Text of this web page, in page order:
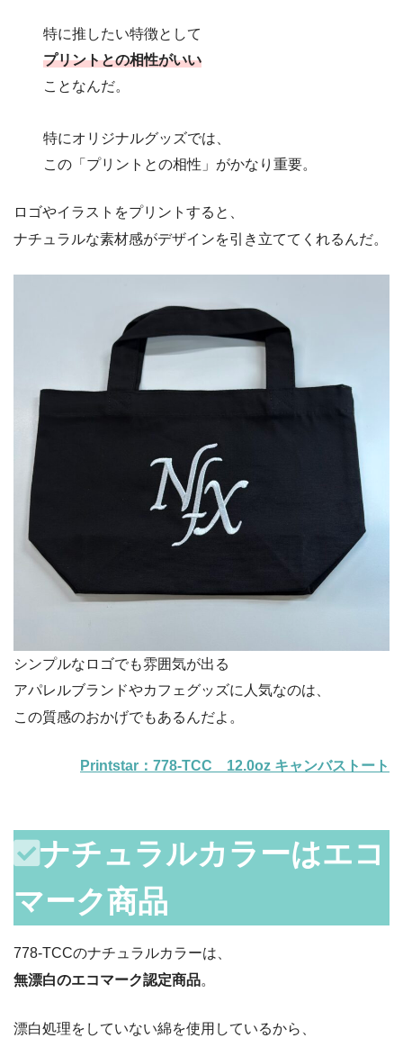
特に推したい特徴として
プリントとの相性がいい
ことなんだ。
特にオリジナルグッズでは、
この「プリントとの相性」がかなり重要。
ロゴやイラストをプリントすると、
ナチュラルな素材感がデザインを引き立ててくれるんだ。
シンプルなロゴでも雰囲気が出る
アパレルブランドやカフェグッズに人気なのは、
この質感のおかげでもあるんだよ。
Printstar：778-TCC 12.0oz キャンバストート
ナチュラルカラーはエコ
マーク商品
778-TCCのナチュラルカラーは、
無漂白のエコマーク認定商品。
漂白処理をしていない綿を使用しているから、